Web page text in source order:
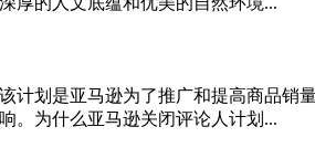
计划是亚马逊为了推广和提高商品销
。为什么亚马逊关闭评论人计划...